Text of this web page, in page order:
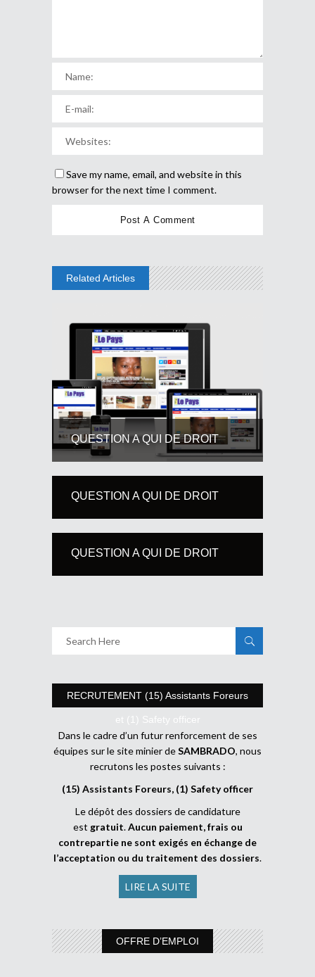
Save my name, email, and website in this
browser for the next time I comment.
Related Articles
QUESTION A QUI DE DROIT
QUESTION A QUI DE DROIT
QUESTION A QUI DE DROIT
RECRUTEMENT (15) Assistants Foreurs
et (1) Safety officer
Dans le cadre d’un futur renforcement de ses
équipes sur le site minier deSAMBRADO, nous
recrutons les postes suivants :
(15) Assistants Foreurs, (1) Safety officer
Le dépôt des dossiers de candidature
est gratuit.Aucun paiement, frais ou
contrepartie ne sont exigés en échange de
l’acceptation ou du traitement des dossiers.
LIRE LA SUITE
OFFRE D’EMPLOI